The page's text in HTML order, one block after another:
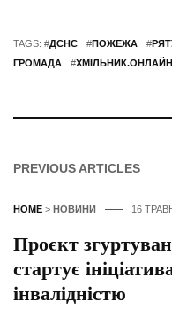
TAGS: #ДСНС #ПОЖЕЖА #
ГРОМАДА
#ХМІЛЬНИК.ОНЛАЙН
PREVIOUS ARTICLES
HOME > НОВИНИ 16
Проєкт
стартує
інвалідністю